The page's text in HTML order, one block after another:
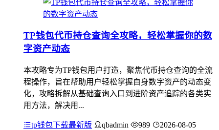
TP钱包代币持仓查询全攻略，轻松掌握你的数
字资产动态
本攻略专为TP钱包用户打造，聚焦代币持仓查询的全流
程操作，旨在帮助用户轻松掌握自身数字资产的动态变
化，攻略拆解从基础查询入口到进阶资产追踪的各类实
用方法，解决用...
tp钱包下载最新版 qbadmin 989 2026-08-05